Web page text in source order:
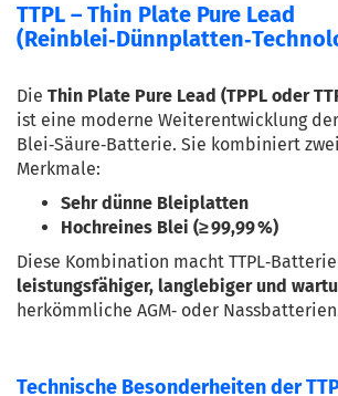
TTPL – Thin Plate Pure Lead
Die Thin Plate Pure Lead (TPPL oder
ist eine moderne Weiterentwicklung
Blei‑Säure‑Batterie. Sie kombiniert
Merkmale:
Sehr dünne Bleiplatten
Hochreines Blei (≥ 99,99 %)
leistungsfähiger, langlebiger und
herkömmliche AGM‑ oder
Technische Besonderheiten der